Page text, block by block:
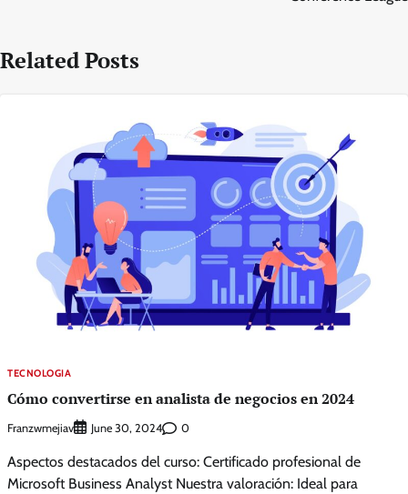
Related Posts
TECNOLOGIA
Cómo convertirse en analista de negocios en 2024
Franzwmejiav June 30, 2024 0
Aspectos destacados del curso: Certificado profesional de
Microsoft Business Analyst Nuestra valoración: Ideal para